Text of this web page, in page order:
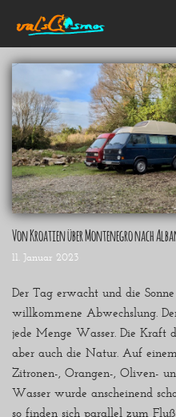
Zum
Inhalt
Startseite
Alle Beiträge
Blogroll
Mein Bulli
Über mich
Kontakt
Von Kroatien über Montenegro nach
11. Januar 2023
Der Tag erwacht und die
willkommene Abwechslung.
jede Menge Wasser. Die Kraft
aber auch die Natur. Auf
Zitronen-, Orangen-, Oliven-
Wasser wurde anscheinend
so finden sich parallel zum